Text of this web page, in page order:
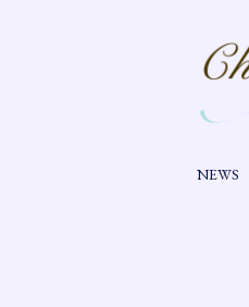
NEWS